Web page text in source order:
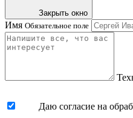
Закрыть окно
Имя Обязательное поле
Даю согласие на